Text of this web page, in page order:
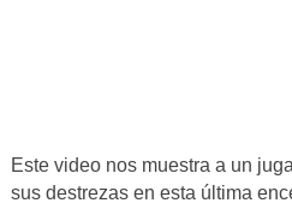
Este video nos muestra a un
sus destrezas en esta última